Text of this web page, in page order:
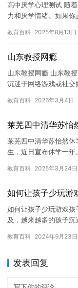
高中厌学心理测试 随
力和厌学情绪。如果
来…
教育百科 2025年8月13日
山东教授网瘾
山东教授网瘾 山东教
沉迷于网络游戏或社交
问…
教育百科 2026年3月4日
莱芜四中清华苏怡
莱芜四中清华苏怡然
生，近日宣布休学一
出色，…
教育百科 2025年3月24日
如何让孩子少玩游
如何让孩子少玩游戏
及，越来越多的孩子
个严峻…
教育百科 2024年9月23日
发表回复